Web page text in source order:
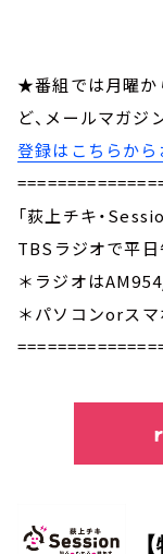
★番組では月曜か
ど、メールマ
登録はこちらか
「荻上チキ・
TBSラジオで平
＊ラジオは
＊パソコンorスマ